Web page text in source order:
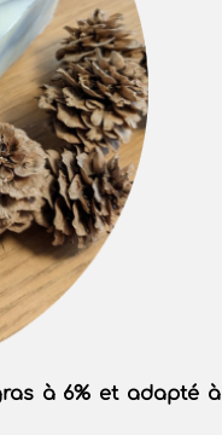
à 6% et adapté à